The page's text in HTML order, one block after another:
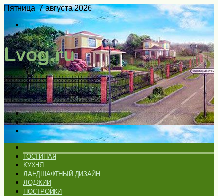
Пятница, 7 августа 2026
Войти
Switch
skin
Меню
Искать
Switch
skin
ГОСТИНАЯ
КУХНЯ
ЛАНДШАФТНЫЙ ДИЗАЙН
ЛОДЖИИ
ПОСТРОЙКИ